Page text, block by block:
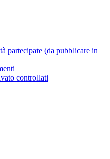
partecipate (da pubblicare in
controllati